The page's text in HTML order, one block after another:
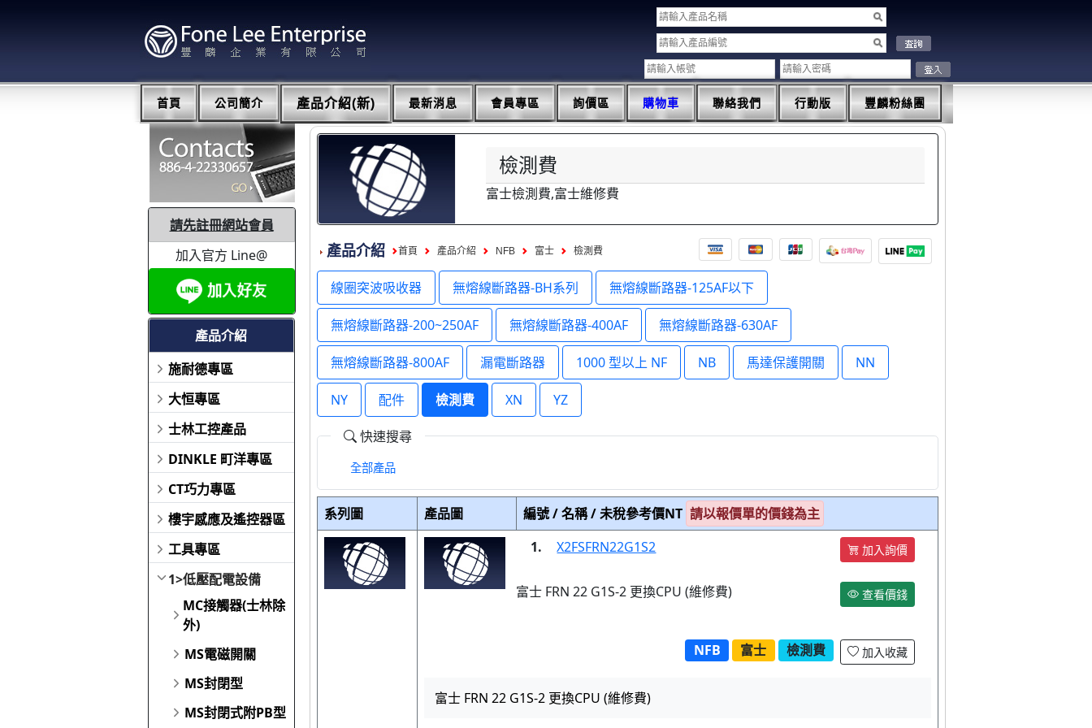
首頁 公司簡介 產品介紹(新) 最新消息 會員專區 詢價區 購物車 聯絡我們 行動版 豐麟粉絲團
請先註冊網站會員
加入官方 Line@
產品介紹
施耐德專區
大恒專區
士林工控產品
DINKLE 町洋專區
CT巧力專區
樓宇感應及遙控器區
工具專區
1>低壓配電設備
MC接觸器(士林除
外)
MS電磁開關
MS封閉型
MS封閉式附PB型
檢測費
富士檢測費,富士維修費
產品介紹 首頁 產品介紹 NFB 富士 檢測費
線圈突波吸收器 無熔線斷路器-BH系列 無熔線斷路器-125AF以下
無熔線斷路器-200~250AF 無熔線斷路器-400AF 無熔線斷路器-630AF
無熔線斷路器-800AF 漏電斷路器 1000 型以上 NF NB 馬達保護開關 NN
NY 配件 檢測費 XN YZ
快速搜尋
全部產品
系列圖 產品圖 編號 / 名稱 / 未稅參考價NT 請以報價單的價錢為主
1.
X2FSFRN22G1S2 加入詢價
富士 FRN 22 G1S-2 更換CPU (維修費) 查看價錢
NFB 富士 檢測費 加入收藏
富士 FRN 22 G1S-2 更換CPU (維修費)